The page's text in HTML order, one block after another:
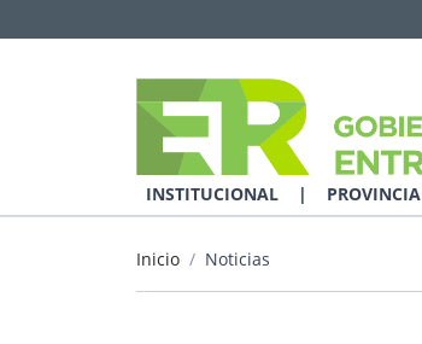
INSTITUCIONAL | PROVINCIA
Inicio Noticias